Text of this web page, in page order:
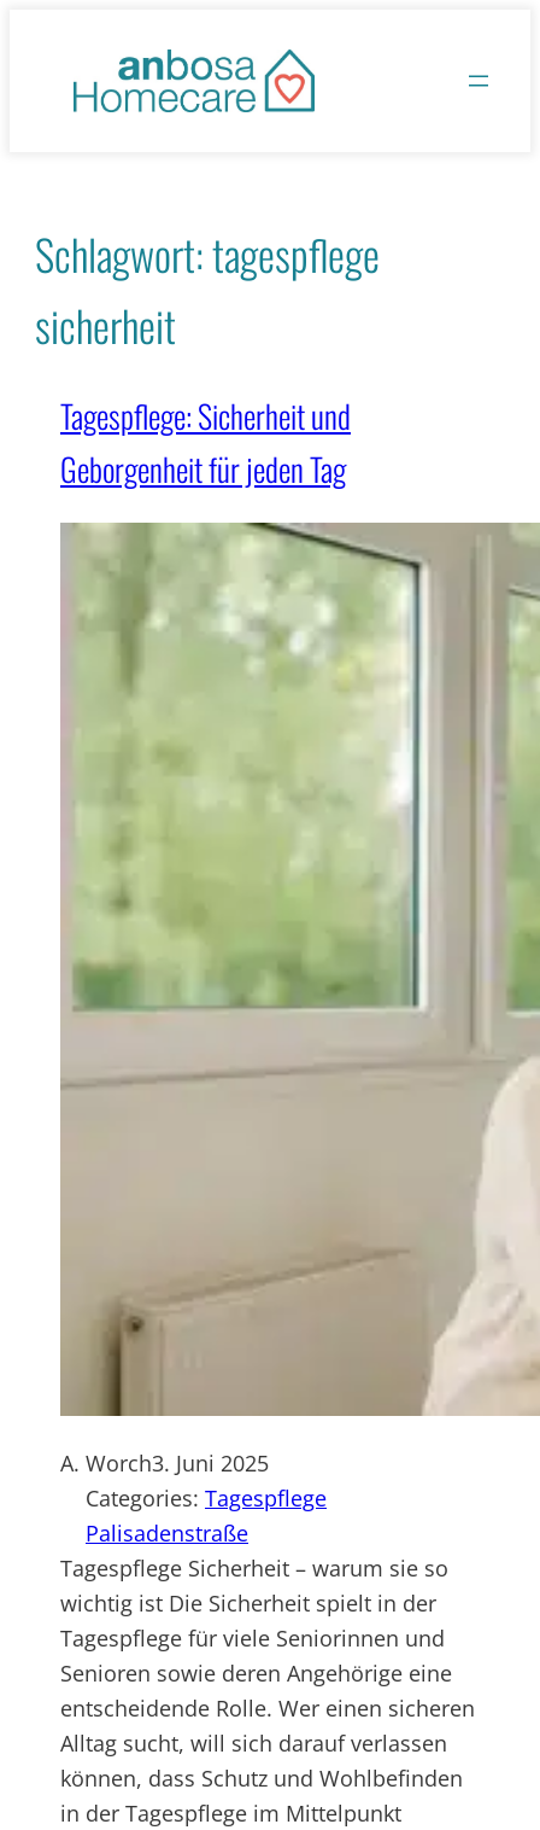
springen
Schlagwort:tagespflege
sicherheit
Tagespflege: Sicherheit und
Geborgenheit für jeden Tag
A. Worch3. Juni 2025
Categories: Tagespflege
Palisadenstraße
Tagespflege Sicherheit – warum sie so
wichtig ist Die Sicherheit spielt in der
Tagespflege für viele Seniorinnen und
Senioren sowie deren Angehörige eine
entscheidende Rolle. Wer einen sicheren
Alltag sucht, will sich darauf verlassen
können, dass Schutz und Wohlbefinden
in der Tagespflege im Mittelpunkt